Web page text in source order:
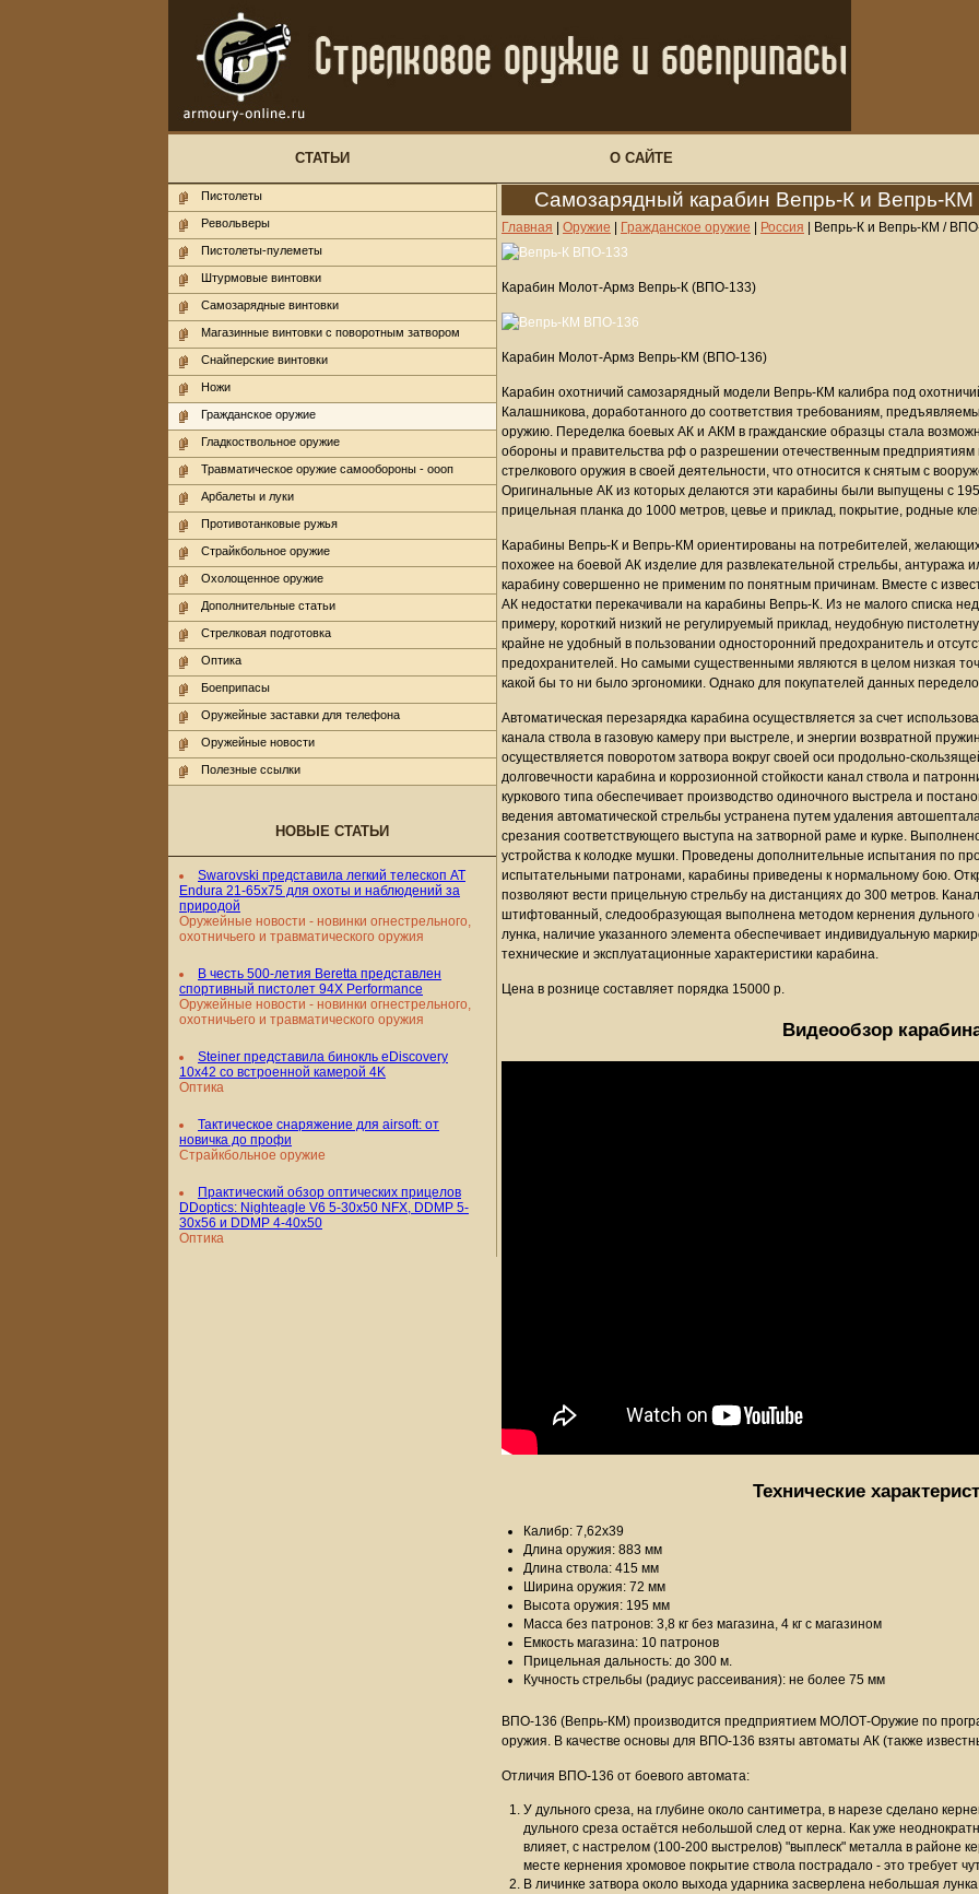
СТАТЬИ О САЙТЕ
Самозарядный карабин Вепрь-К и Вепрь-
Главная Оружие Гражданское оружие Россия Вепрь-К и Вепрь-КМ /
Карабин Молот-Армз Вепрь-К (ВПО-133)
Карабин Молот-Армз Вепрь-КМ (ВПО-136)
Карабин охотничий самозарядный модели Вепрь-КМ калибра под
Калашникова, доработанного до соответствия требованиям,
оружию. Переделка боевых АК и АКМ в гражданские образцы стала
обороны и правительства рф о разрешении отечественным предприятиям
стрелкового оружия в своей деятельности, что относится к снятым с
Оригинальные АК из которых делаются эти карабины были выпущены с
прицельная планка до 1000 метров, цевье и приклад, покрытие, родные
Карабины Вепрь-К и Вепрь-КМ ориентированы на потребителей,
похожее на боевой АК изделие для развлекательной стрельбы, антуража
карабину совершенно не применим по понятным причинам. Вместе с
АК недостатки перекачивали на карабины Вепрь-К. Из не малого списка
примеру, короткий низкий не регулируемый приклад, неудобную
крайне не удобный в пользовании односторонний предохранитель и
предохранителей. Но самыми существенными являются в целом низкая
какой бы то ни было эргономики. Однако для покупателей данных
Автоматическая перезарядка карабина осуществляется за счет
канала ствола в газовую камеру при выстреле, и энергии возвратной
осуществляется поворотом затвора вокруг своей оси продольно-
долговечности карабина и коррозионной стойкости канал ствола и
куркового типа обеспечивает производство одиночного выстрела и
ведения автоматической стрельбы устранена путем удаления
срезания соответствующего выступа на затворной раме и курке.
устройства к колодке мушки. Проведены дополнительные испытания по
испытательными патронами, карабины приведены к нормальному бою.
позволяют вести прицельную стрельбу на дистанциях до 300 метров.
штифтованный, следообразующая выполнена методом кернения дульного
лунка, наличие указанного элемента обеспечивает индивидуальную
технические и эксплуатационные характеристики карабина.
Цена в рознице составляет порядка 15000 р.
Видеообзор
Технические
Калибр: 7,62х39
Длина оружия: 883 мм
Длина ствола: 415 мм
Ширина оружия: 72 мм
Высота оружия: 195 мм
Масса без патронов: 3,8 кг без магазина, 4 кг с магазином
Емкость магазина: 10 патронов
Прицельная дальность: до 300 м.
Кучность стрельбы (радиус рассеивания): не более 75 мм
ВПО-136 (Вепрь-КМ) производится предприятием МОЛОТ-Оружие по
оружия. В качестве основы для ВПО-136 взяты автоматы АК (также
Отличия ВПО-136 от боевого автомата:
У дульного среза, на глубине около сантиметра, в нарезе сделано
дульного среза остаётся небольшой след от керна. Как уже
влияет, с настрелом (100-200 выстрелов) "выплеск" металла в районе
месте кернения хромовое покрытие ствола пострадало - это требует
В личинке затвора около выхода ударника засверлена небольшая
Пистолеты
Револьверы
Пистолеты-пулеметы
Штурмовые винтовки
Самозарядные винтовки
Магазинные винтовки с поворотным затвором
Снайперские винтовки
Ножи
Гражданское оружие
Гладкоствольное оружие
Травматическое оружие самообороны - оооп
Арбалеты и луки
Противотанковые ружья
Страйкбольное оружие
Охолощенное оружие
Дополнительные статьи
Стрелковая подготовка
Оптика
Боеприпасы
Оружейные заставки для телефона
Оружейные новости
Полезные ссылки
НОВЫЕ СТАТЬИ
Swarovski представила легкий телескоп AT
Endura 21-65x75 для охоты и наблюдений за
природой
Оружейные новости - новинки огнестрельного,
охотничьего и травматического оружия
В честь 500-летия Beretta представлен
спортивный пистолет 94X Performance
Оружейные новости - новинки огнестрельного,
охотничьего и травматического оружия
Steiner представила бинокль eDiscovery
10x42 со встроенной камерой 4K
Оптика
Тактическое снаряжение для airsoft: от
новичка до профи
Страйкбольное оружие
Практический обзор оптических прицелов
DDoptics: Nighteagle V6 5-30x50 NFX, DDMP 5-
30x56 и DDMP 4-40x50
Оптика